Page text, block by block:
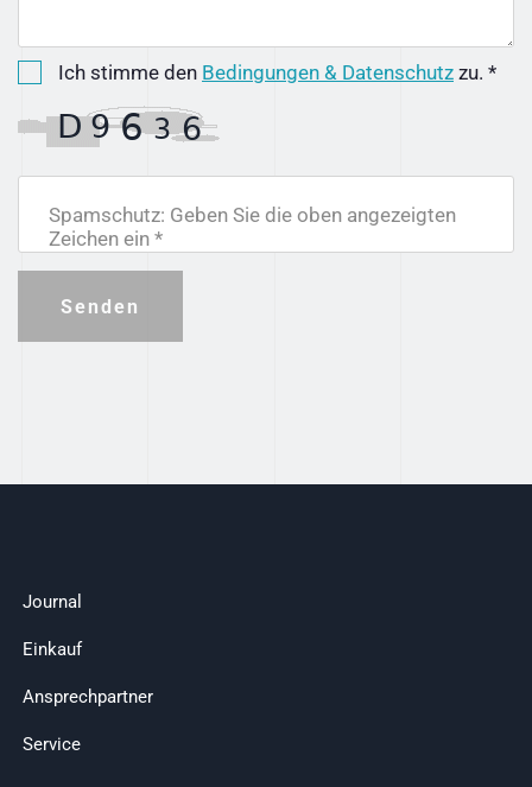
Ich stimme den Bedingungen & Datenschutz zu. *
Spamschutz: Geben Sie die oben angezeigten
Zeichen ein *
Senden
Journal
Einkauf
Ansprechpartner
Service